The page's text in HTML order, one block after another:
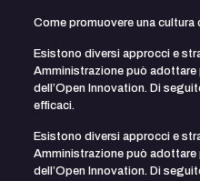
Come promuovere una cultura
Esistono diversi approcci e
Amministrazione può adottare
dell’Open Innovation. Di
efficaci.
Esistono diversi approcci e
Amministrazione può adottare
dell’Open Innovation. Di